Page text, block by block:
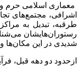
معماری اسلامی حرم و
اشرافی، مجتمع‌های
طرقبه، تبدیل به
رستوران‌هایشان
شدیدی در این مکان‌ها
ازحدود دو دهه قبل،